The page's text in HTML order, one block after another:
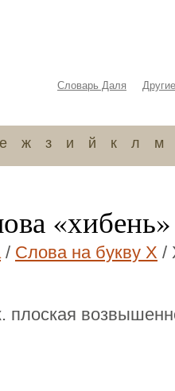
Словарь Даля
е ж з и й к л м
«хибень»
/ Слова на букву Х /
плоская